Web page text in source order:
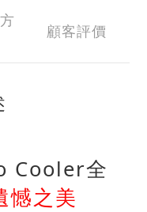
顧客評價
Cooler全
憾之美